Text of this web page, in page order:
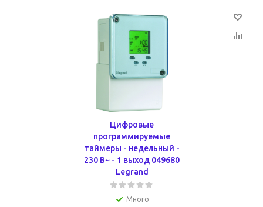
Цифровые
программируемые
таймеры - недельный -
230 В~ - 1 выход 049680
Legrand
Много